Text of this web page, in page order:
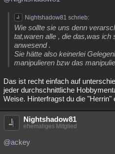
Musik Clash Verbesserungen
Übersichten
Besucht
Lesenswert Schlüsselwörter
Nightshadow81 schrieb:
Wie sollte sie uns denn
tat,waren alle , die das,was ich
anwesend .
Sie hätte also keinerlei
manipulieren bzw das
Das ist recht einfach auf
jeder durchschnittliche
Weise. Hinterfragst du die "Herrin"
Nightshadow81
ehemaliges Mitglied
@ackey